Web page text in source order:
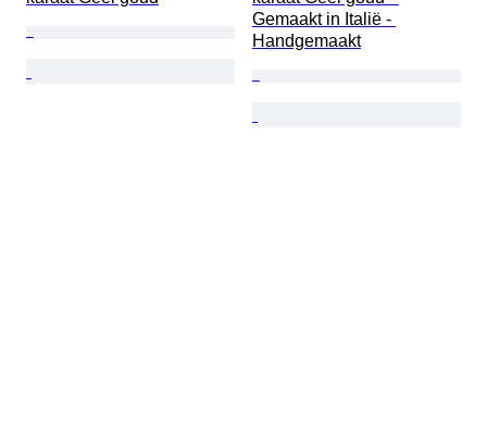
Gemaakt in Italië -
Handgemaakt